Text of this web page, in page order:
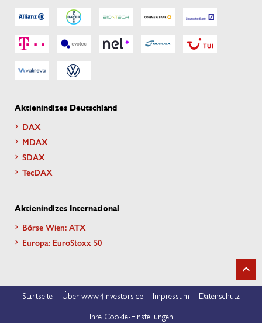
Aktienindizes Deutschland
DAX
MDAX
SDAX
TecDAX
Aktienindizes International
Börse Wien: ATX
Europa: EuroStoxx 50
Startseite Über www.4investors.de Impressum
Datenschutz
Ihre Cookie-Einstellungen